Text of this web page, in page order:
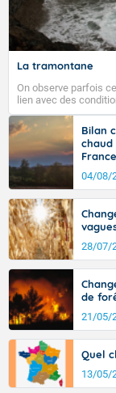
La tramontane
On observe parfois
lien avec des
tramontane ?
vent turbulent
ouest, dans un
l’ouest de l’Hérault.
signifiant au-delà des
d’où provient ce vent.
Bilan
chaud
France
04/08/
28/07/
de
21/05/
Quel
13/05/